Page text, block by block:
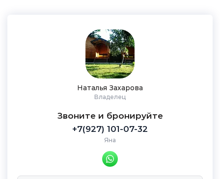
Наталья Захарова
Владелец
Звоните и бронируйте
+7(927) 101-07-32
Яна